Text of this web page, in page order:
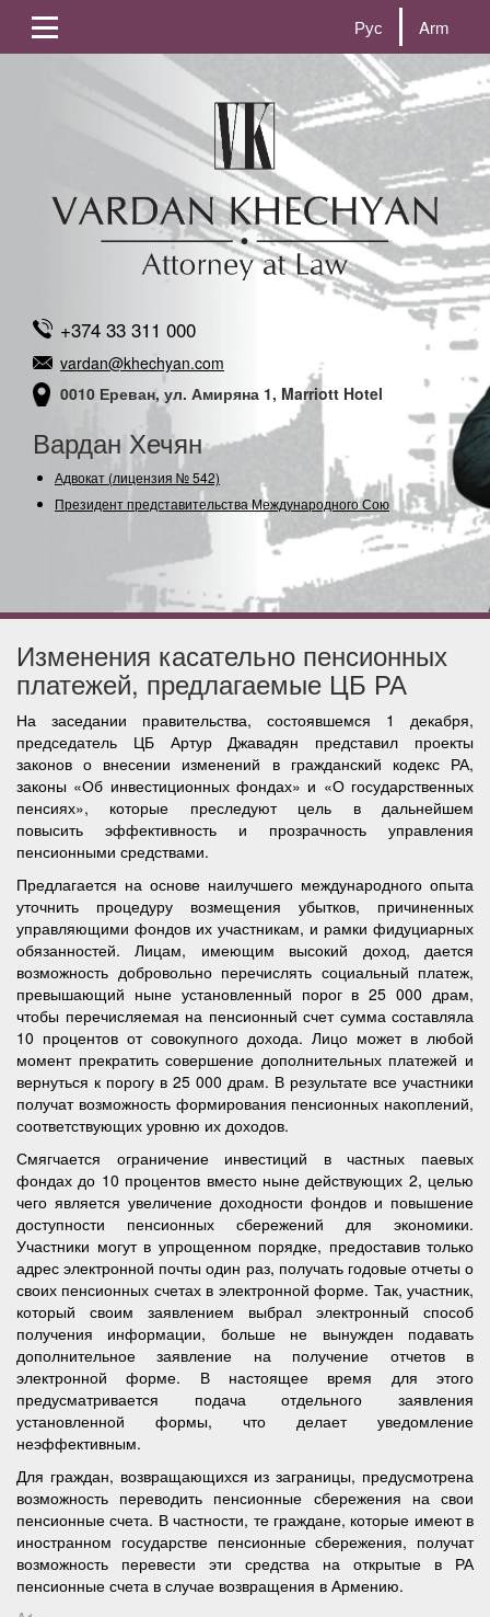
Рус Arm
+374 33 311 000
vardan@khechyan.com
0010 Ереван, ул. Амиряна 1, Marriott Hotel
Вардан Хечян
Адвокат (лицензия № 542)
Президент представительства Международного Союза (
Изменения касательно пенсионных
платежей, предлагаемые ЦБ РА
На заседании правительства, состоявшемся 1 декабря,
председатель ЦБ Артур Джавадян представил проекты
законов о внесении изменений в гражданский кодекс РА,
законы «Об инвестиционных фондах» и «О государственных
пенсиях», которые преследуют цель в дальнейшем
повысить эффективность и прозрачность управления
пенсионными средствами.
Предлагается на основе наилучшего международного опыта
уточнить процедуру возмещения убытков, причиненных
управляющими фондов их участникам, и рамки фидуциарных
обязанностей. Лицам, имеющим высокий доход, дается
возможность добровольно перечислять социальный платеж,
превышающий ныне установленный порог в 25 000 драм,
чтобы перечисляемая на пенсионный счет сумма составляла
10 процентов от совокупного дохода. Лицо может в любой
момент прекратить совершение дополнительных платежей и
вернуться к порогу в 25 000 драм. В результате все участники
получат возможность формирования пенсионных накоплений,
соответствующих уровню их доходов.
Смягчается ограничение инвестиций в частных паевых
фондах до 10 процентов вместо ныне действующих 2, целью
чего является увеличение доходности фондов и повышение
доступности пенсионных сбережений для экономики.
Участники могут в упрощенном порядке, предоставив только
адрес электронной почты один раз, получать годовые отчеты о
своих пенсионных счетах в электронной форме. Так, участник,
который своим заявлением выбрал электронный способ
получения информации, больше не вынужден подавать
дополнительное заявление на получение отчетов в
электронной форме. В настоящее время для этого
предусматривается подача отдельного заявления
установленной формы, что делает уведомление
неэффективным.
Для граждан, возвращающихся из заграницы, предусмотрена
возможность переводить пенсионные сбережения на свои
пенсионные счета. В частности, те граждане, которые имеют в
иностранном государстве пенсионные сбережения, получат
возможность перевести эти средства на открытые в РА
пенсионные счета в случае возвращения в Армению.